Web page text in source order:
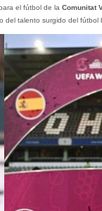
el fútbol de la Comunitat
del talento surgido del fútbol